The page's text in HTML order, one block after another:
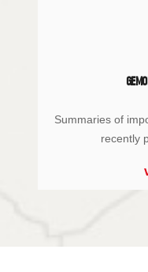
Summaries of
recently